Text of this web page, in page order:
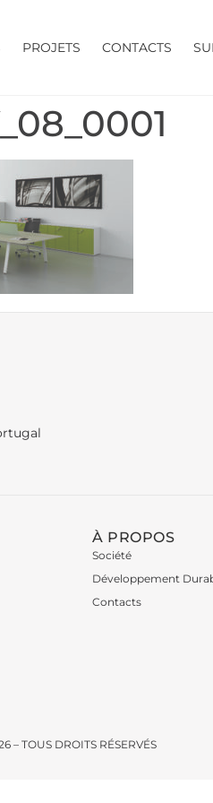
PROJETS CONTACTS
À PROPOS
Société
Développement
Contacts
– TOUS DROITS RÉSERVÉS